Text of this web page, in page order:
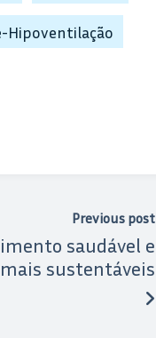
Hipoventilação
Previous post
saudável e
sustentáveis